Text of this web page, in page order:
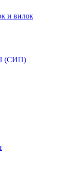
и вилок
(СИП)